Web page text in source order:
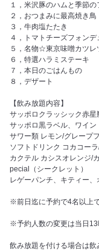
１，米沢豚のハムと季節
２，おつまみに最高焼き鳥
３，牛肉塩たたき
４，トマトチーズフォンデ
５，名物☆東京味噌カツレ
６，特選ハラミステーキ
７，本日のごはんもの
８，デザート
【飲み放題内容】
サッポロクラッシック赤
サッポロ黒ラベル、ワイ
サワー類 レモン/グレープ
ソフトドリンク コカコー
カクテル カシスオレンジ/
pecial（シークレット）
レゲーパンチ、キティー
※前日迄に予約で4名以上
※予約人数の変更は当日13
飲み放題を付ける場合は